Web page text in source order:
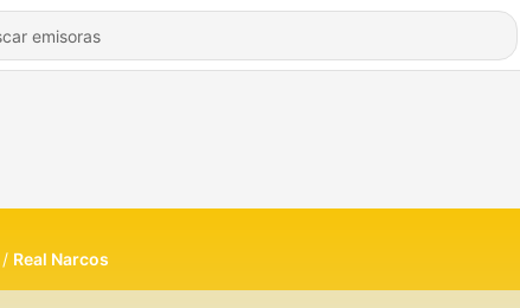
Real Narcos